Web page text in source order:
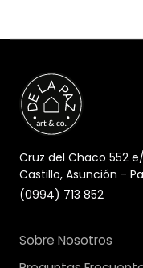
Cruz del Chaco 552
Castillo, Asunción -
(0994) 713 852
Sobre Nosotros